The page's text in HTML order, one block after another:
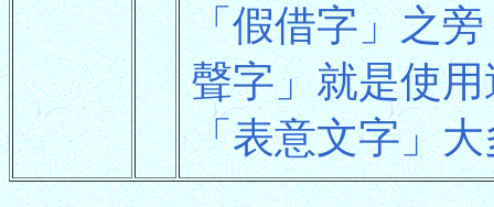
「假借字」之
聲字」就是使
「表意文字」